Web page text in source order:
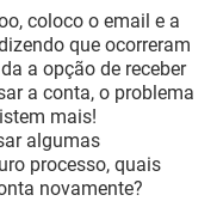
coloco o email e a
que ocorreram
a opção de receber
a conta, o problema
mais!
algumas
processo, quais
novamente?